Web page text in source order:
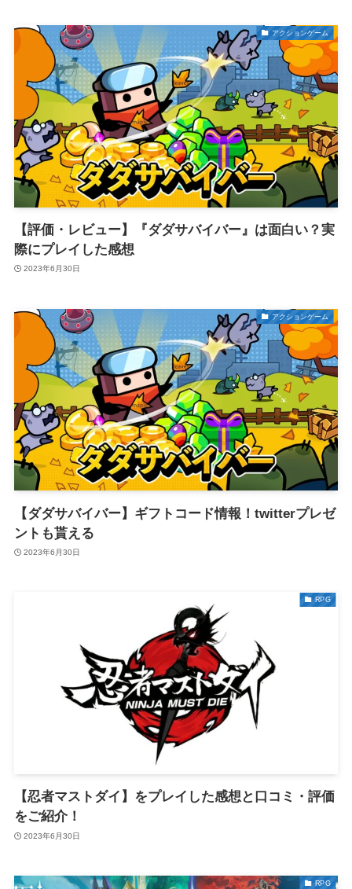
アクションゲーム
【評価・レビュー】『ダダサバイバー』は面白い？実
際にプレイした感想
2023年6月30日
アクションゲーム
【ダダサバイバー】ギフトコード情報！twitterプレゼ
ントも貰える
2023年6月30日
RPG
【忍者マストダイ】をプレイした感想と口コミ・評価
をご紹介！
2023年6月30日
RPG